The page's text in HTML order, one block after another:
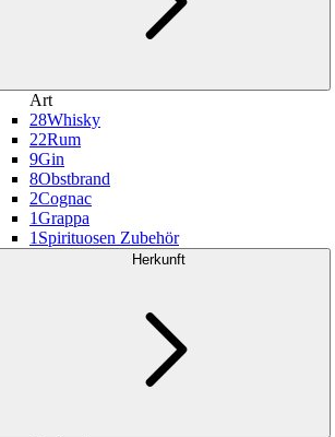
Art
28Whisky
22Rum
9Gin
8Obstbrand
2Cognac
1Grappa
1 Spirituosen Zubehör
Herkunft